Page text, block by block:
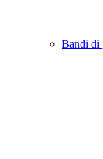
Bandi di